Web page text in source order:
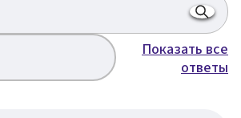
Показать все
ответы